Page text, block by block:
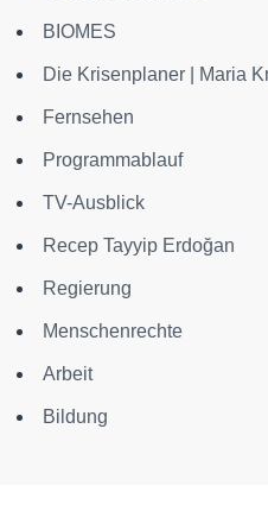
BIOMES
Die Krisenplaner | Maria
Fernsehen
Programmablauf
TV-Ausblick
Recep Tayyip Erdoğan
Regierung
Menschenrechte
Arbeit
Bildung